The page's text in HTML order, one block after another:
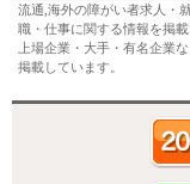
流通,海外の障がい者求人・
職・仕事に関する情報を掲載
上場企業・大手・有名企業
掲載しています。